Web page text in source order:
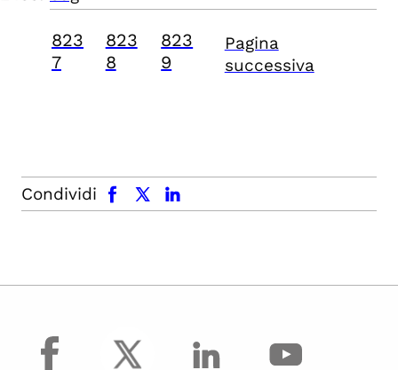
823
7
823
8
823
9
Pagina
successiva
Condividi
facebook x.com linkedin
facebook